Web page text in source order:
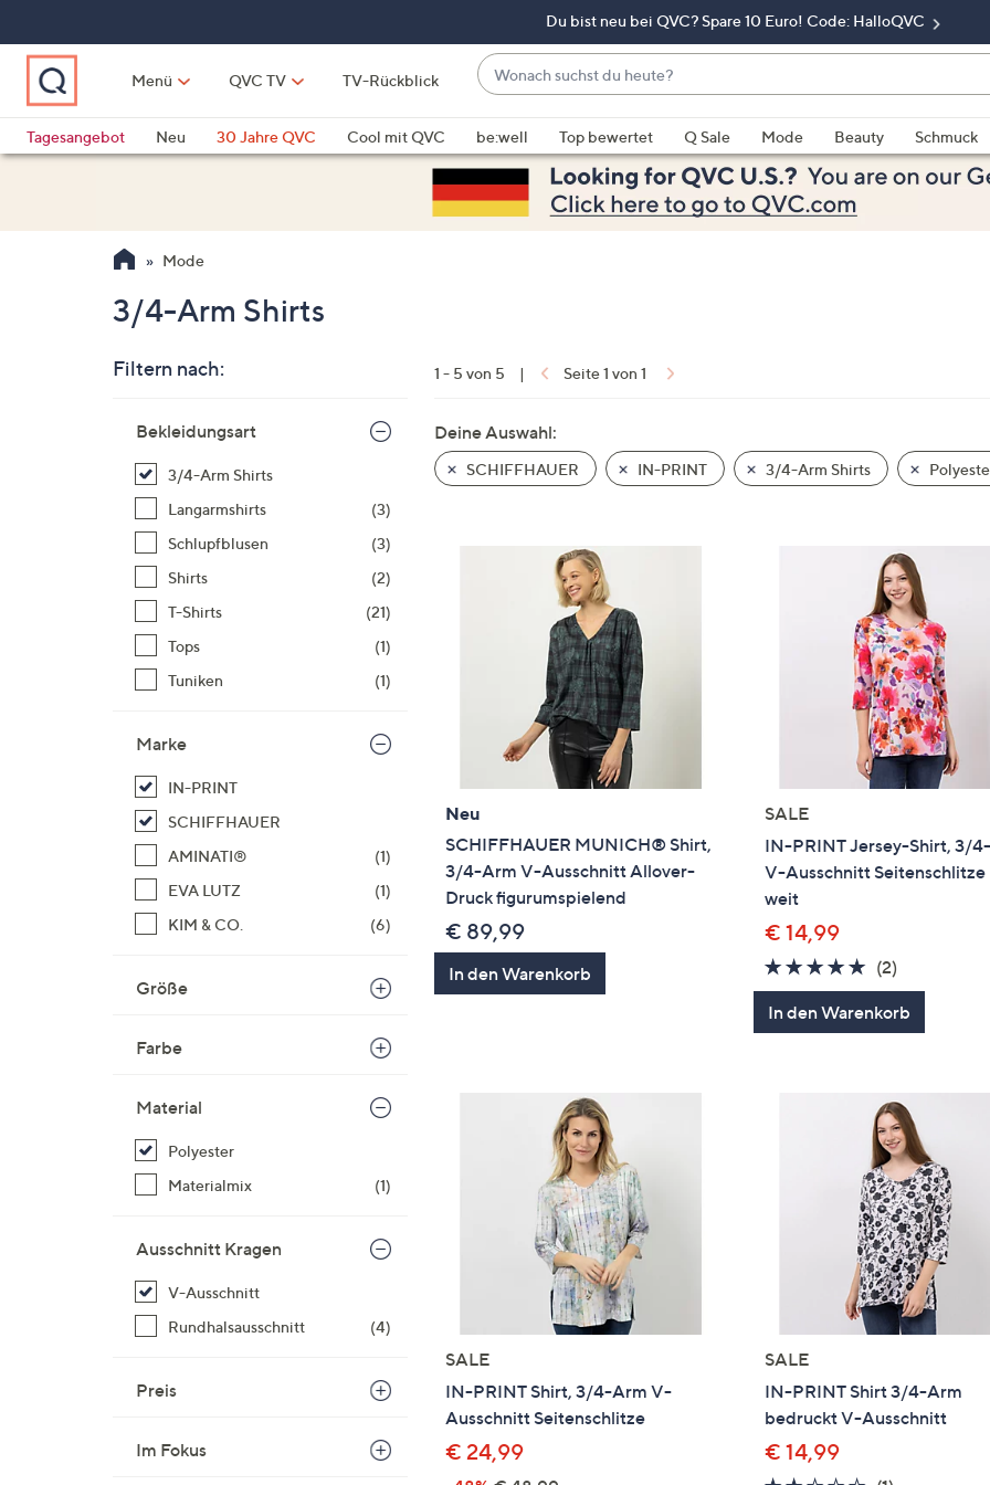
springen
Du bist neu bei QVC? Spare 10 Euro! Code: HalloQVC
Menü QVC TV TV-Rückblick
Wonach
suchst
du
heute?
Vorschläge
verfügbar
sind,
verwenden
und
unten
oder
wischen
diese
anzuzeigen.
Tagesangebot Neu 30 Jahre QVC Cool mit QVC be:well Top bewertet Q Sale Mode Beauty
Schmuck
Mode
3/4-Arm Shirts
Filtern nach:
Produktliste
Bekleidungsart
3/4-Arm Shirts
Langarmshirts
(3)
Schlupfblusen
(3)
Shirts
(2)
T-Shirts
(21)
Tops
(1)
Tuniken
(1)
Marke
IN-PRINT
SCHIFFHAUER
AMINATI®
(1)
EVA LUTZ
(1)
KIM & CO.
(6)
Größe
Farbe
Material
Polyester
Materialmix
(1)
Ausschnitt Kragen
V-Ausschnitt
Rundhalsausschnitt
(4)
Preis
Im Fokus
1 - 5 von 5 | Seite 1 von 1
Deine Auswahl:
SCHIFFHAUER IN-PRINT 3/4-Arm Shirts
Neu
SCHIFFHAUER MUNICH® Shirt,
3/4-Arm V-Ausschnitt Allover-
Druck figurumspielend
€ 89,99
In den Warenkorb
SALE
IN-PRINT Jersey-Shirt, 3/
V-Ausschnitt Seitenschlitze
weit
€ 14,99
5.0
von
5
(2)
In den Warenkorb
SALE
IN-PRINT Shirt, 3/4-Arm V-
Ausschnitt Seitenschlitze
€ 24,99
SALE
IN-PRINT Shirt 3/4-Arm
bedruckt V-Ausschnitt
€ 14,99